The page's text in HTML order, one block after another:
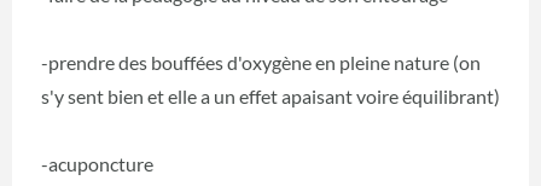
-prendre des bouffées d'oxygène en pleine nature (on
s'y sent bien et elle a un effet apaisant voire équilibrant)
-acuponcture